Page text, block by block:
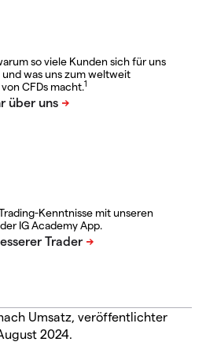
so viele Kunden sich für uns
was uns zum weltweit
CFDs macht.1
Kenntnisse mit unseren
IG Academy App.
Umsatz, veröffentlichter
2024.